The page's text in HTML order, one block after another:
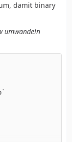
damit binary
umwandeln